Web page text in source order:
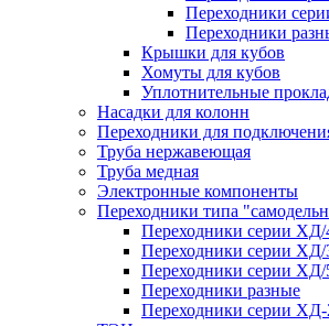
Переходники
Переходники
Крышки для кубов
Хомуты для кубов
Уплотнительные
Насадки для колонн
Переходники для
Труба нержавеющая
Труба медная
Электронные компоненты
Переходники типа
Переходники серии ХД/
Переходники серии ХД/
Переходники серии ХД/
Переходники разные
Переходники серии